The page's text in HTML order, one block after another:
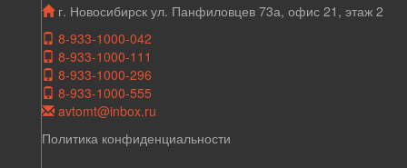
г. Новосибирск ул. Панфиловцев 73а, офис 21, этаж 2
8-933-1000-042
8-933-1000-111
8-933-1000-296
8-933-1000-555
avtomt@inbox.ru
Политика конфиденциальности